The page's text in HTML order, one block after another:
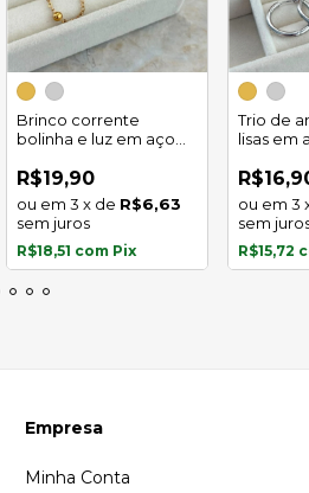
Brinco corrente
bolinha e luz em aço
R$19,90
3 x de R$6,63
sem juros
R$18,51 com Pix
Trio de
lisas em
3
sem
R$15,72
Empresa
Minha Conta